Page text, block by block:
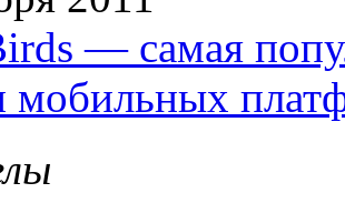
— самая
мобильных